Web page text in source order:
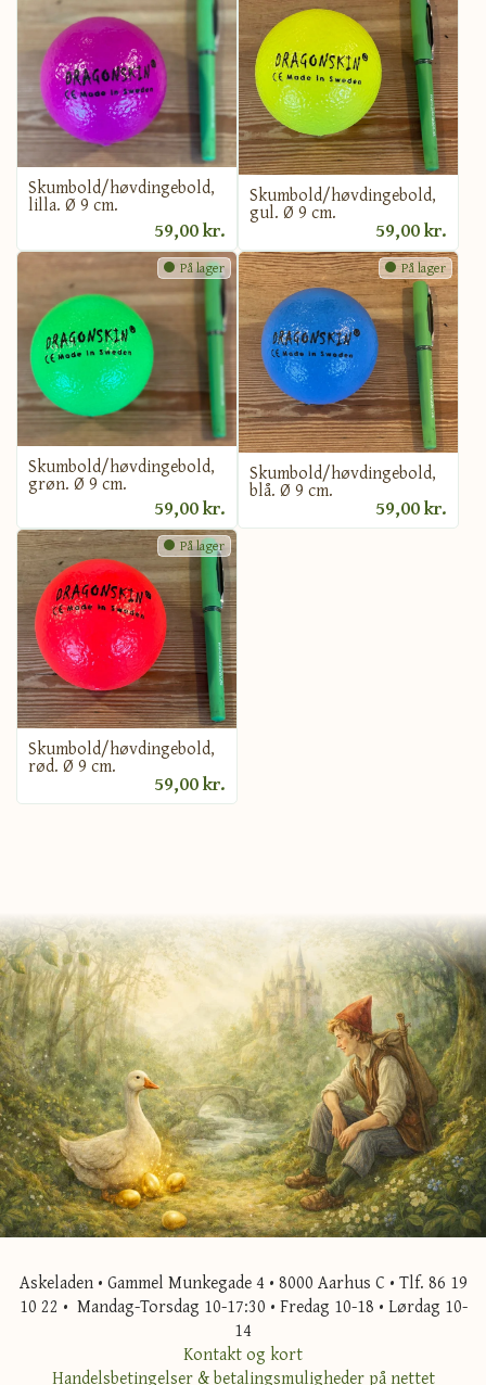
Skumbold/høvdingebold,
lilla. Ø 9 cm.
59,00 kr.
Skumbold/høvdingebold,
gul. Ø 9 cm.
59,00 kr.
På lager
Skumbold/høvdingebold,
grøn. Ø 9 cm.
59,00 kr.
På lager
Skumbold/høvdingebold,
blå. Ø 9 cm.
59,00 kr.
På lager
Skumbold/høvdingebold,
rød. Ø 9 cm.
59,00 kr.
Askeladen • Gammel Munkegade 4 • 8000 Aarhus C • Tlf. 86 19
10 22 • Mandag-Torsdag 10-17:30 • Fredag 10-18 • Lørdag 10-
14
Kontakt og kort
Handelsbetingelser & betalingsmuligheder på nettet